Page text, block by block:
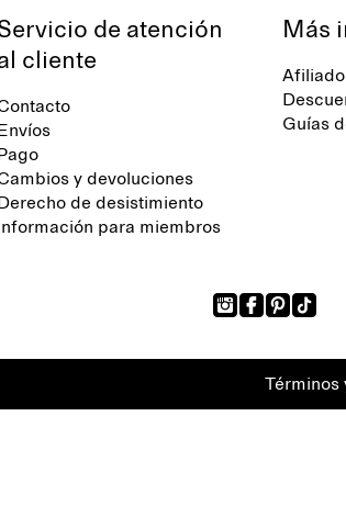
de atención
cliente
Envíos
Pago
y devoluciones
Derecho de desistimiento
para miembros
Más
Afiliado
Guías
Términos